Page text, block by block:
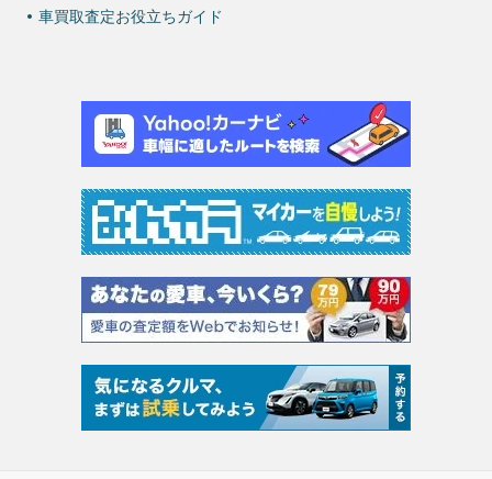
車買取査定お役立ちガイド